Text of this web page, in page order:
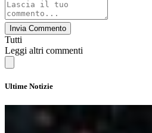
Invia Commento
Tutti
Leggi altri commenti
Ultime Notizie